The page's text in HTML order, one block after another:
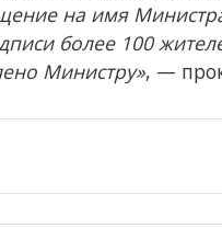
на имя
более 100
Министру», —